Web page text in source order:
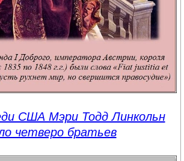
США Мэри Тодд Линкольн
четверо братьев